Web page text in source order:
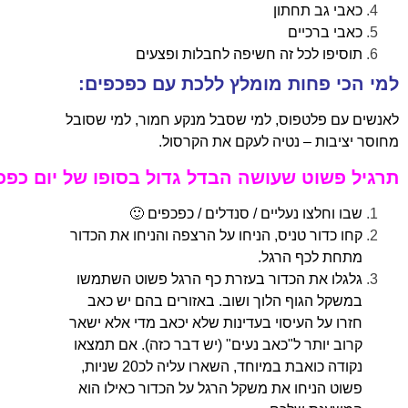
כאבי גב תחתון
כאבי ברכיים
תוסיפו לכל זה חשיפה לחבלות ופצעים
למי הכי פחות מומלץ ללכת עם כפכפים:
לאנשים עם פלטפוס, למי שסבל מנקע חמור, למי שסובל
מחוסר יציבות – נטיה לעקם את הקרסול.
תרגיל פשוט שעושה הבדל גדול בסופו של יום
שבו וחלצו נעליים / סנדלים / כפכפים 🙂
קחו כדור טניס, הניחו על הרצפה והניחו את הכדור
מתחת לכף הרגל.
גלגלו את הכדור בעזרת כף הרגל פשוט השתמשו
במשקל הגוף הלוך ושוב. באזורים בהם יש כאב
חזרו על העיסוי בעדינות שלא יכאב מדי אלא ישאר
קרוב יותר ל"כאב נעים" (יש דבר כזה). אם תמצאו
נקודה כואבת במיוחד, השארו עליה לכ20 שניות,
פשוט הניחו את משקל הרגל על הכדור כאילו הוא